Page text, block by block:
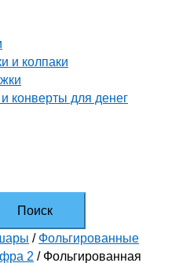
и колпаки
конверты для денег
/ Фольгированные
2 / Фольгированная